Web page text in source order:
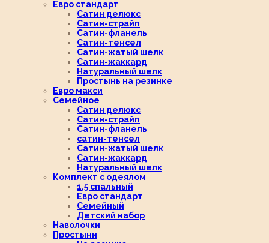
Евро стандарт
Сатин делюкс
Сатин-страйп
Сатин-фланель
Сатин-тенсел
Сатин-жатый шелк
Сатин-жаккард
Натуральный шелк
Простынь на резинке
Евро макси
Семейное
Сатин делюкс
Сатин-страйп
Сатин-фланель
сатин-тенсел
Сатин-жатый шелк
Сатин-жаккард
Натуральный шелк
Комплект с одеялом
1,5 спальный
Евро стандарт
Семейный
Детский набор
Наволочки
Простыни